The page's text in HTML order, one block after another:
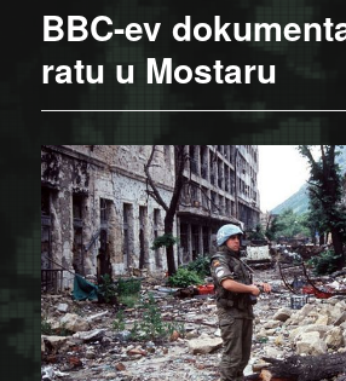
BBC-ev
ratu u Mostaru